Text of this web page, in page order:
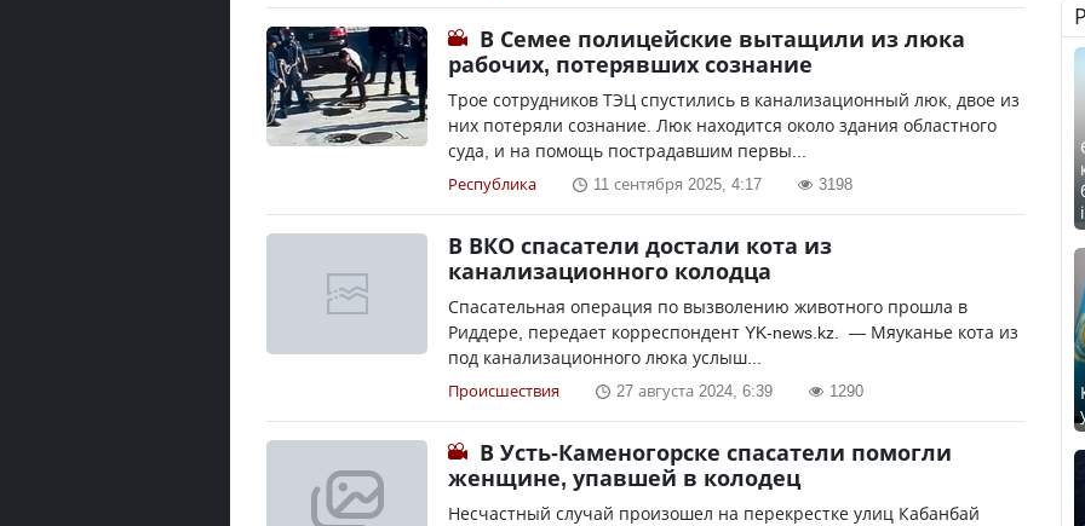
В Семее полицейские вытащили из люка
рабочих, потерявших сознание
Трое сотрудников ТЭЦ спустились в канализационный люк, двое из
них потеряли сознание. Люк находится около здания областного
суда, и на помощь пострадавшим первы...
Республика 11 сентября 2025, 4:17 3198
В ВКО спасатели достали кота из
канализационного колодца
Спасательная операция по вызволению животного прошла в
Риддере, передает корреспондент YK-news.kz. — Мяуканье кота из
под канализационного люка услыш...
Происшествия 27 августа 2024, 6:39 1290
В Усть-Каменогорске спасатели помогли
женщине, упавшей в колодец
Несчастный случай произошел на перекрестке улиц Кабанбай